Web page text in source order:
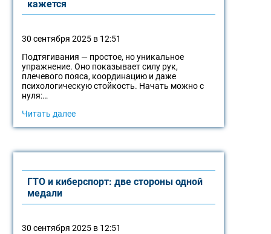
кажется
30 сентября 2025 в 12:51
Подтягивания — простое, но уникальное
упражнение. Оно показывает силу рук,
плечевого пояса, координацию и даже
психологическую стойкость. Начать можно с
нуля:…
Читать далее
ГТО и киберспорт: две стороны одной
медали
30 сентября 2025 в 12:51